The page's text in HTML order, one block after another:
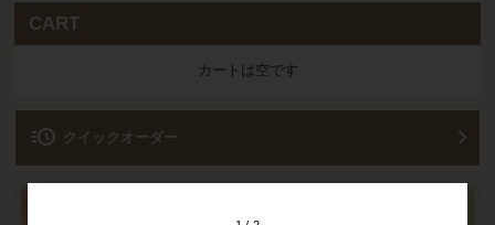
CART
カートは空です
acute クイックオーダー